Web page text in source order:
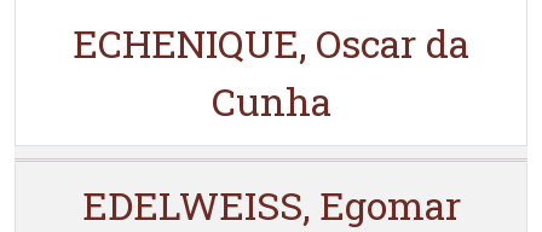
ECHENIQUE, Oscar da
Cunha
EDELWEISS, Egomar